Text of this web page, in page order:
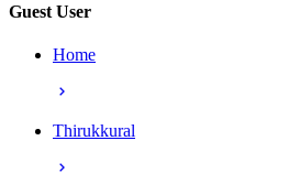
Guest User
Home
Thirukkural